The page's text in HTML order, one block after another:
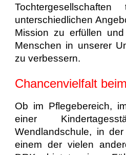
unterschiedlichen
Mission zu erfüllen
Menschen in unserer
zu verbessern.
Chancenvielfalt
Ob im Pflegebereich,
einer
Wendlandschule, in
einem der vielen